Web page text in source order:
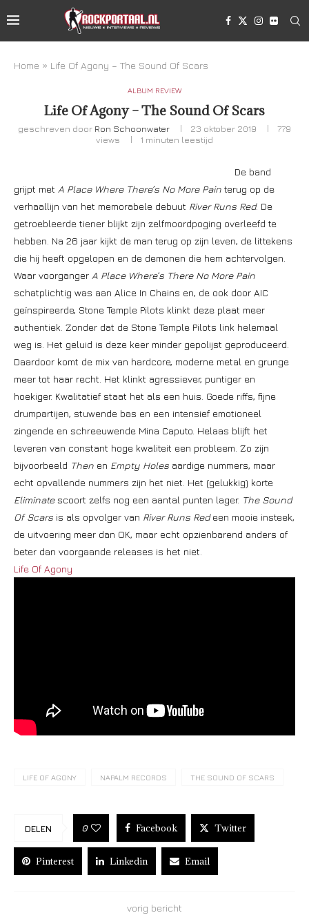
Home » Life Of Agony – The Sound Of Scars
ALBUM REVIEW
Life Of Agony – The Sound Of Scars
geschreven door Ron Schoonwater 23 oktober 2019
779
views
1 minuten leestijd
De band
grijpt met A Place Where There’s No More Pain terug op de
verhaallijn van het memorabele debuut River Runs Red. De
getroebleerde tiener blijkt zijn zelfmoordpoging overleefd te
hebben. Na 26 jaar kijkt de man terug op zijn leven, de littekens
die hij heeft opgelopen en de demonen die hem achtervolgen.
Waar voorganger A Place Where’s There No More Pain
schatplichtig was aan Alice In Chains en, de ook door AIC
geïnspireerde, Stone Temple Pilots klinkt deze plaat meer
authentiek. Zonder dat de Stone Temple Pilots link helemaal
weg is. Het geluid is deze keer minder gepolijst geproduceerd.
Daardoor komt de mix van hardcore, moderne metal en grunge
meer tot haar recht. Het klinkt agressiever, puntiger en
hoekiger. Kwalitatief staat het als een huis. Goede riffs, fijne
drumpartijen, stuwende bas en een intensief emotioneel
zingende en schreeuwende Mina Caputo. Helaas blijft het
leveren van constant hoge kwaliteit een probleem. Zo zijn
bijvoorbeeld Then en Empty Holes aardige nummers, maar
echt opvallende nummers zijn het niet. Het (gelukkig) korte
Eliminatescoort zelfs nog een aantal punten lager. The Sound
Of Scars is als opvolger van River Runs Redeen mooie insteek,
de uitvoering meer dan OK, maar echt opzienbarend anders of
beter dan voorgaande releases is het niet.
Life Of Agony
LIFE OF AGONY NAPALM RECORDS THE SOUND OF SCARS
DELEN 0 Facebook Twitter
Pinterest Linkedin Email
vorig bericht